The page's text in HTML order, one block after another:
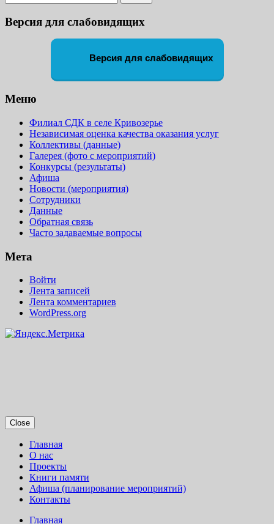
Версия для слабовидящих
Версия для слабовидящих
Меню
Филиал СДК в селе Кривозерье
Независимая оценка качества оказания услуг
Коллективы (данные)
Галерея (фото с мероприятий)
Конкурсы (результаты)
Афиша
Новости (мероприятия)
Сотрудники
Данные
Обратная связь
Часто задаваемые вопросы
Мета
Войти
Лента записей
Лента комментариев
WordPress.org
Close
Главная
О нас
Проекты
Книги памяти
Афиша (планирование мероприятий)
Контакты
Главная